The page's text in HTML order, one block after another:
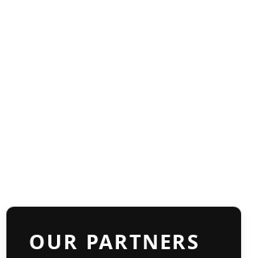
OUR PARTNERS